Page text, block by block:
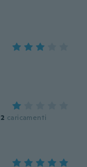
2 caricamenti